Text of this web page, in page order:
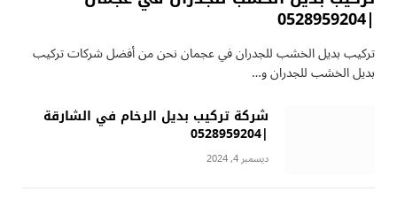
|0528959204
تركيب بديل الخشب للجدران في عجمان نحن من أفضل شركات تركيب
بديل الخشب للجدران و…
شركة تركيب بديل الرخام في الشارقة
|0528959204
ديسمبر 4, 2024